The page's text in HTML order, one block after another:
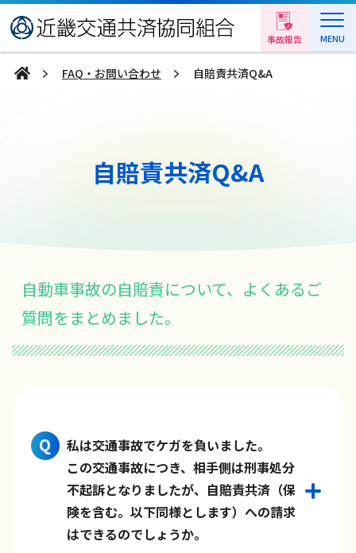
事故報告 MENU
FAQ・お問い合わせ 自賠責共済Q&A
自賠責共済Q&A
自動車事故の自賠責について、よくあるご
質問をまとめました。
私は交通事故でケガを負いました。
この交通事故につき、相手側は刑事処分
不起訴となりましたが、自賠責共済（保
険を含む。以下同様とします）への請求
はできるのでしょうか。